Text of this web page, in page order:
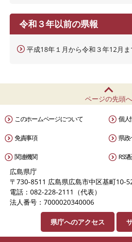
令和３年以前の県報
平成18年１月から令和３年12月
ページの先頭へ
このホームページについて 個人
免責事項 県政
関連機関 RSS
広島県庁
〒730-8511 広島県広島市中区基町10-
電話：082-228-2111（代表）
法人番号：7000020340006
県庁へのアクセス